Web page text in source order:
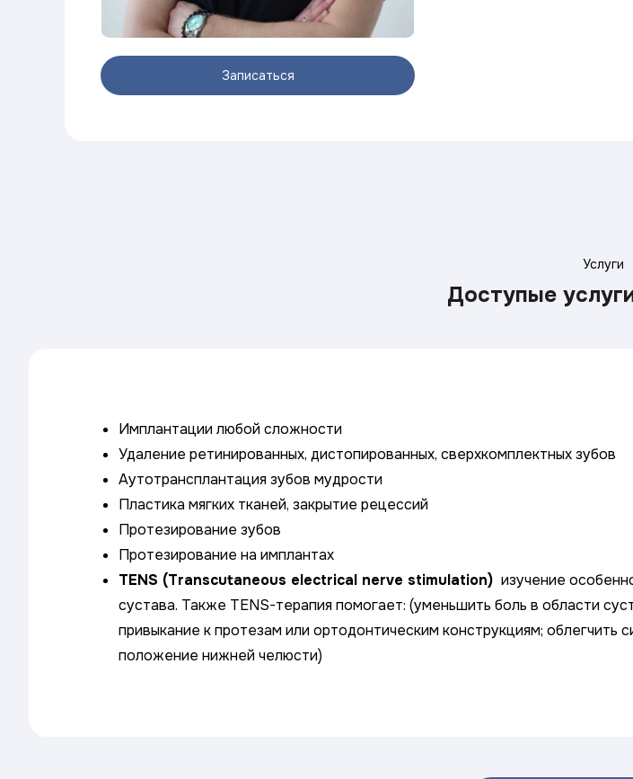
Записаться
Услуги
Доступые
Имплантации любой сложности
Удаление ретинированных, дистопированных, сверхкомплектных зубов
Аутотрансплантация зубов мудрости
Пластика мягких тканей, закрытие рецессий
Протезирование зубов
Протезирование на имплантах
TENS (Transcutaneous electrical nerve stimulation) изучение
сустава. Также TENS-терапия помогает: (уменьшить боль в области
привыкание к протезам или ортодонтическим конструкциям;
положение нижней челюсти)